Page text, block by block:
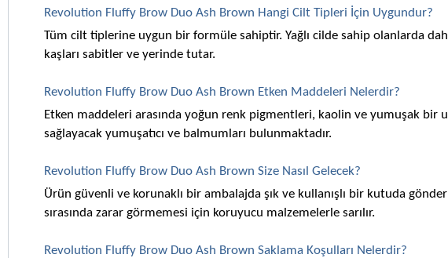
Revolution Fluffy Brow Duo Ash Brown Hangi Cilt Tipleri İçin Uygundur?
Tüm cilt tiplerine uygun bir formüle sahiptir. Yağlı cilde sahip olanlarda
kaşları sabitler ve yerinde tutar.
Revolution Fluffy Brow Duo Ash Brown Etken Maddeleri Nelerdir?
Etken maddeleri arasında yoğun renk pigmentleri, kaolin ve yumuşak bir
sağlayacak yumuşatıcı ve balmumları bulunmaktadır.
Revolution Fluffy Brow Duo Ash Brown Size Nasıl Gelecek?
Ürün güvenli ve korunaklı bir ambalajda şık ve kullanışlı bir kutuda
sırasında zarar görmemesi için koruyucu malzemelerle sarılır.
Revolution Fluffy Brow Duo Ash Brown Saklama Koşulları Nelerdir?